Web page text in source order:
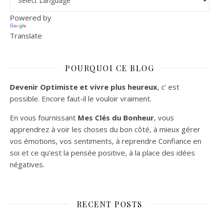
Powered by
Translate
POURQUOI CE BLOG
Devenir Optimiste et vivre plus heureux, c’ est
possible. Encore faut-il le vouloir vraiment.
En vous fournissant Mes Clés du Bonheur, vous
apprendrez à voir les choses du bon côté, à mieux gérer
vos émotions, vos sentiments, à reprendre Confiance en
soi et ce qu’est la pensée positive, à la place des idées
négatives.
RECENT POSTS